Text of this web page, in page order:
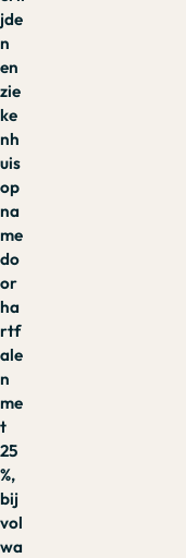
jde
n
en
zie
ke
nh
uis
op
na
me
do
or
ha
rtf
ale
n
me
t
25
%,
bij
vol
wa